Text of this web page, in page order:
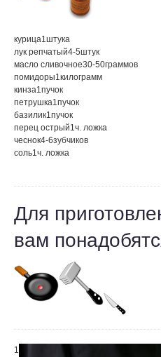
курица1штука
лук репчатый4-5штук
масло сливочное30-50граммов
помидоры1килограмм
кинза1пучок
петрушка1пучок
базилик1пучок
перец острый1ч. ложка
чеснок4-6зубчиков
соль1ч. ложка
Для
вам
1